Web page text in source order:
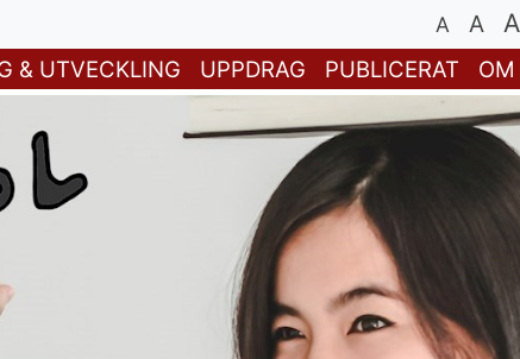
A A A
& UTVECKLING UPPDRAG PUBLICERAT OM